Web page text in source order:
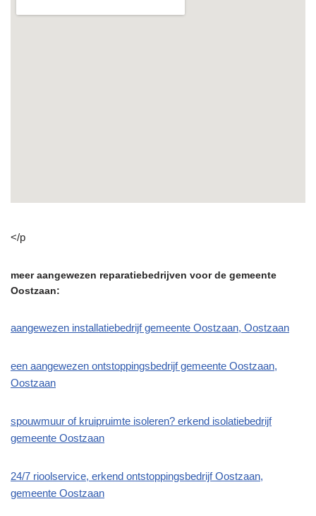
</p
meer aangewezen reparatiebedrijven voor de gemeente
Oostzaan:
aangewezen installatiebedrijf gemeente Oostzaan, Oostzaan
een aangewezen ontstoppingsbedrijf gemeente Oostzaan,
Oostzaan
spouwmuur of kruipruimte isoleren? erkend isolatiebedrijf
gemeente Oostzaan
24/7 rioolservice, erkend ontstoppingsbedrijf Oostzaan,
gemeente Oostzaan